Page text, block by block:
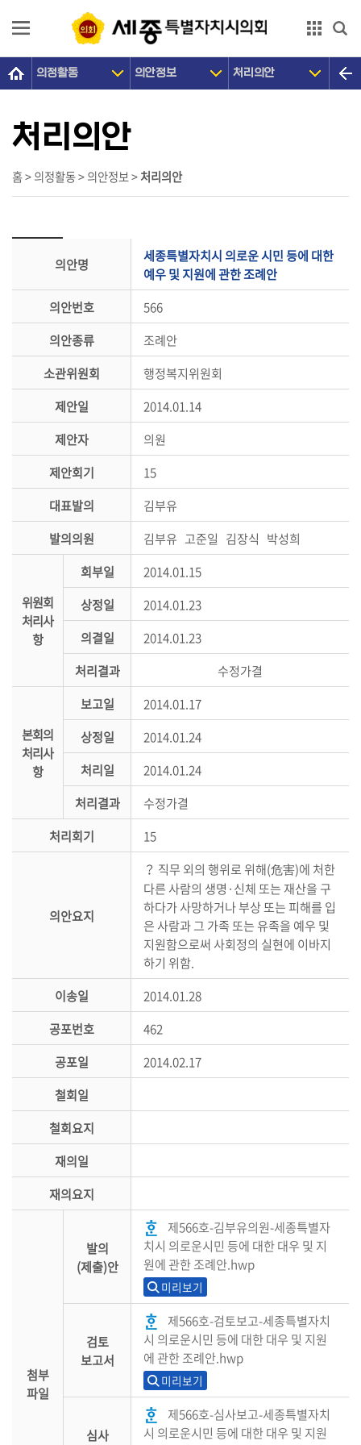
의
개
의
원
장
정
민
여
통
당
의
정
공
내
의정활동 의안정보 처리의안
홈 > 의정활동 > 의안정보 >처리의안
처리의안
의안명
세종특별자치시 의로운 시민 등에 대한
예우 및 지원에 관한 조례안
의안번호
566
의안종류
조례안
소관위원회
행정복지위원회
제안일
2014.01.14
제안자
의원
제안회기
15
대표발의
김부유
발의의원
김부유 고준일 김장식 박성희
위원회
처리사
항
회부일
2014.01.15
상정일
2014.01.23
의결일
2014.01.23
처리결과
수정가결
본회의
처리사
항
보고일
2014.01.17
상정일
2014.01.24
처리일
2014.01.24
처리결과
수정가결
처리회기
15
의안요지
？ 직무 외의 행위로 위해(危害)에 처한
다른 사람의 생명·신체 또는 재산을 구
하다가 사망하거나 부상 또는 피해를 입
은 사람과 그 가족 또는 유족을 예우 및
지원함으로써 사회정의 실현에 이바지
하기 위함.
이송일
2014.01.28
공포번호
462
공포일
2014.02.17
철회일
철회요지
재의일
재의요지
첨부
파일
발의
(제출)안
제566호-김부유의원-세종특별자
치시 의로운시민 등에 대한 대우 및 지
원에 관한 조례안.hwp
미리보기
검토
보고서
제566호-검토보고-세종특별자치
시 의로운시민 등에 대한 대우 및 지원
에 관한 조례안.hwp
미리보기
심사
제566호-심사보고-세종특별자치
시 의로운시민 등에 대한 대우 및 지원